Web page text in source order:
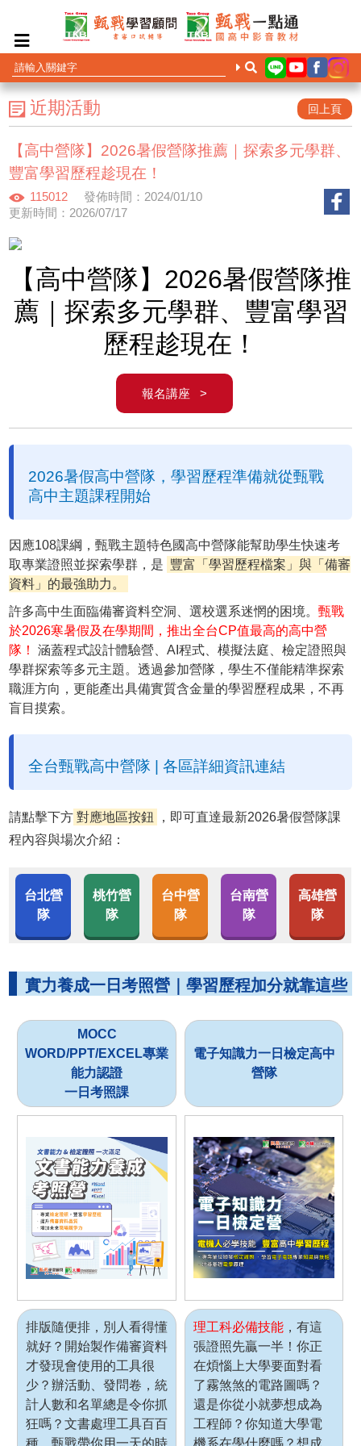
近期活動 回上頁
【高中營隊】2026暑假營隊推薦｜探索多元學群、
豐富學習歷程趁現在！
115012
發佈時間：2024/01/10
更新時間：2026/07/17
【高中營隊】2026暑假營隊推
薦｜探索多元學群、豐富學習
歷程趁現在！
報名講座 >
2026暑假高中營隊，學習歷程準備就從甄戰
高中主題課程開始
因應108課綱，甄戰主題特色國高中營隊能幫助學生快速考
取專業證照並探索學群，是 豐富「學習歷程檔案」與「備審
資料」的最強助力。
許多高中生面臨備審資料空洞、選校選系迷惘的困境。甄戰
於2026寒暑假及在學期間，推出全台CP值最高的高中營
隊！
涵蓋程式設計體驗營、AI程式、模擬法庭、檢定證照與
學群探索等多元主題。透過參加營隊，學生不僅能精準探索
職涯方向，更能產出具備實質含金量的學習歷程成果，不再
盲目摸索。
全台甄戰高中營隊 | 各區詳細資訊連結
請點擊下方 對應地區按鈕
，即可直達最新2026暑假營隊課
程內容與場次介紹：
台北營
隊
桃竹營
隊
台中營
隊
台南營
隊
高雄營
隊
實力養成一日考照營｜學習歷程加分就靠這些
MOCC
WORD/PPT/EXCEL專業
能力認證
一日考照課
電子知識力一日檢定高中
營隊
排版隨便排，別人看得懂
就好？開始製作備審資料
才發現會使用的工具很
少？辦活動、發問卷，統
計人數和名單總是令你抓
狂嗎？文書處理工具百百
種，甄戰帶你用一天的時
理工科必備技能 ，有這
張證照先贏一半！你正
在煩惱上大學要面對看
了霧煞煞的電路圖嗎？
還是你從小就夢想成為
工程師？你知道大學電
機系在學什麼嗎？想成